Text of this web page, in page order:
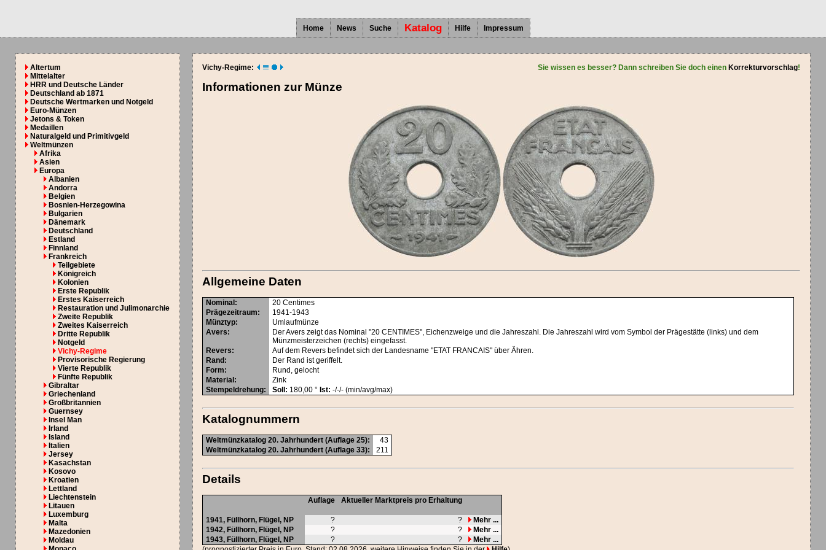
Home News Suche Katalog Hilfe Impressum
Altertum
Mittelalter
HRR und Deutsche Länder
Deutschland ab 1871
Deutsche Wertmarken und Notgeld
Euro-Münzen
Jetons & Token
Medaillen
Naturalgeld und Primitivgeld
Weltmünzen
Afrika
Asien
Europa
Albanien
Andorra
Belgien
Bosnien-Herzegowina
Bulgarien
Dänemark
Deutschland
Estland
Finnland
Frankreich
Teilgebiete
Königreich
Kolonien
Erste Republik
Erstes Kaiserreich
Restauration und Julimonarchie
Zweite Republik
Zweites Kaiserreich
Dritte Republik
Notgeld
Vichy-Regime
Provisorische Regierung
Vierte Republik
Fünfte Republik
Gibraltar
Griechenland
Großbritannien
Guernsey
Insel Man
Irland
Island
Italien
Jersey
Kasachstan
Kosovo
Kroatien
Lettland
Liechtenstein
Litauen
Luxemburg
Malta
Mazedonien
Moldau
Vichy-Regime: Sie wissen es besser? Dann schreiben Sie doch einen Korrekturvorschlag!
Informationen zur Münze
Allgemeine Daten
Nominal :
20 Centimes
Prägezeitraum:
1941-1943
Münztyp:
Umlaufmünze
Avers:
Der Avers zeigt das Nominal "20 CENTIMES", Eichenzweige und die Jahreszahl. Die Jahreszahl wird vom Symbol der Prägestätte (links) und dem
Münzmeisterzeichen (rechts) eingefasst.
Revers:
Auf dem Revers befindet sich der Landesname "ETAT FRANCAIS" über Ähren.
Rand :
Der Rand ist geriffelt.
Form:
Rund, gelocht
Material :
Zink
Stempeldrehung: Soll: 180,00 ° Ist: -/-/- (min/avg/max)
Katalognummern
Weltmünzkatalog 20. Jahrhundert (Auflage 25):
43
Weltmünzkatalog 20. Jahrhundert (Auflage 33):
211
Details
Auflage Aktueller Marktpreis pro Erhaltung
1941, Füllhorn, Flügel, NP ? ?
Mehr ...
1942, Füllhorn, Flügel, NP ? ?
Mehr ...
1943, Füllhorn, Flügel, NP ? ?
Mehr ...